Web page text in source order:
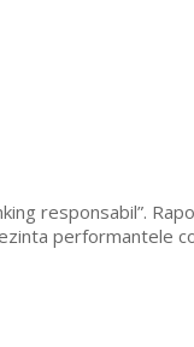
responsabil”.
performantele